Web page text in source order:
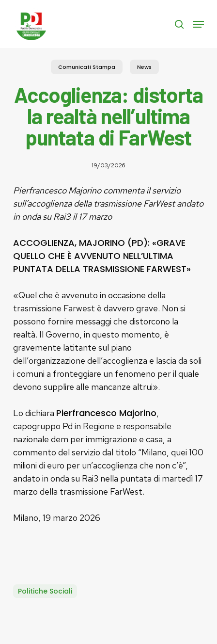
content
search
Menu
Comunicati Stampa News
Accoglienza: distorta
la realtà nell’ultima
puntata di FarWest
19/03/2026
Pierfrancesco Majorino commenta il servizio
sull’accoglienza della trasmissione FarWest andato
in onda su Rai3 il 17 marzo
ACCOGLIENZA, MAJORINO (PD): «GRAVE
QUELLO CHE È AVVENUTO NELL’ULTIMA
PUNTATA DELLA TRASMISSIONE FARWEST»
«Quel che è avvenuto in occasione della
trasmissione Farwest è davvero grave. Non si
possono fornire messaggi che distorcono la
realtà. Il Governo, in questo momento, è
gravemente latitante sul piano
dell’organizzazione dell’accoglienza e lascia da soli
i comuni a fronteggiare un fenomeno per il quale
devono supplire alle mancanze altrui».
Lo dichiara Pierfrancesco Majorino,
capogruppo Pd in Regione e responsabile
nazionale dem per immigrazione e casa, a
commento del servizio dal titolo “Milano, quei 100
milioni di euro per un’accoglienza che non c’è”,
andato in onda su Rai3 nella puntata di martedì 17
marzo della trasmissione FarWest.
Milano, 19 marzo 2026
Politiche Sociali